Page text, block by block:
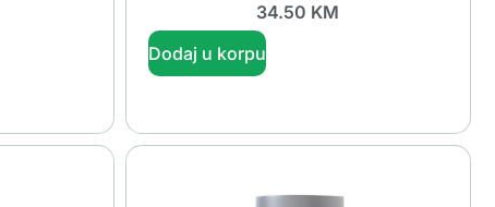
34.50 KM
Dodaj u korpu